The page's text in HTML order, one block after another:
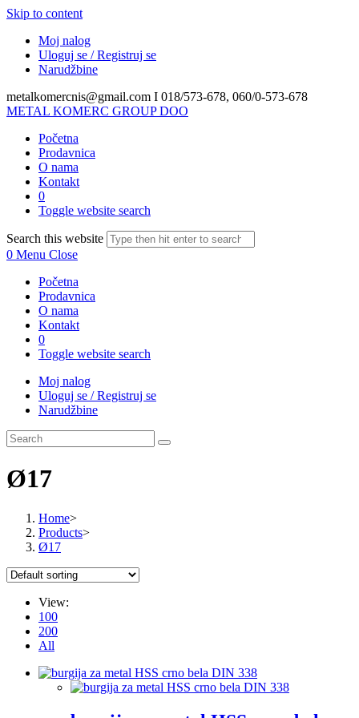
Skip to content
Moj nalog
Uloguj se / Registruj se
Narudžbine
metalkomercnis@gmail.com I 018/573-678, 060/0-573-678
METAL KOMERC GROUP DOO
Početna
Prodavnica
O nama
Kontakt
0
Toggle website search
Search this website
0 Menu Close
Početna
Prodavnica
O nama
Kontakt
0
Toggle website search
Moj nalog
Uloguj se / Registruj se
Narudžbine
Ø17
Home>
Products>
Ø17
View:
100
200
All